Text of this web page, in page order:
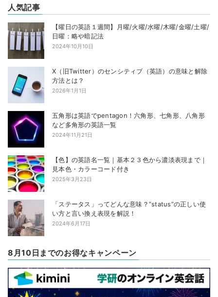
人気記事
【曜日の英語１週間】月曜/火曜/水曜/木曜/金曜/土曜/
日曜：略や暗記法
2024年10月10日
X（旧Twitter）のセンシティブ（英語）の意味と解除
方法とは？
2026年1月1日
五角形は英語でpentagon！六角形、七角形、八角形
など多角形の英語一覧
2024年11月21日
【色】の英語名一覧｜基本２３色から濃淡表現まで｜
見本色・カラーコード付き
2025年3月23日
「ステータス」ってどんな意味？”status”の正しい使
い方と言い換え表現を解説！
2024年6月17日
8月10日までのお得なキャンペーン